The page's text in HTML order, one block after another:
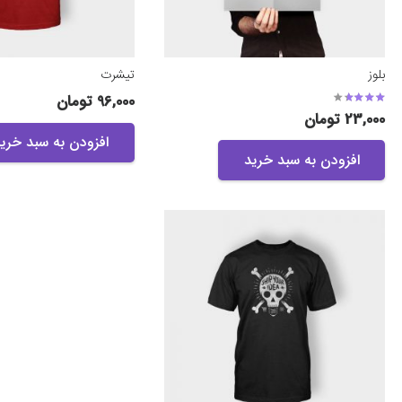
بلوز
امتیاز3.0023,000 تومان
افزودن به سبد خرید
تیشرت
96,000 تومان
افزودن به سبد